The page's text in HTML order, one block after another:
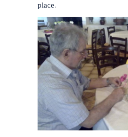
place.